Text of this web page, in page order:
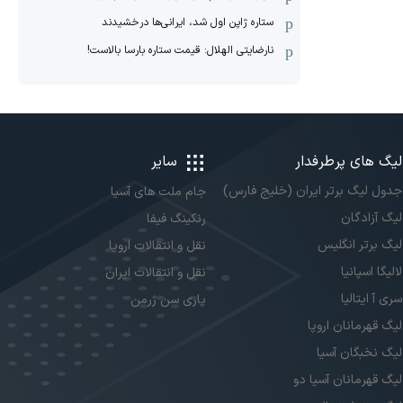
ستاره ژاپن اول شد، ایرانی‌ها درخشیدند
نارضایتی الهلال: قیمت ستاره بارسا بالاست!
لیگ های پرطرفدار
جدول لیگ برتر ایران (خلیج فارس)
لیگ آزادگان
لیگ برتر انگلیس
لالیگا اسپانیا
سری آ ایتالیا
لیگ قهرمانان اروپا
لیگ نخبگان آسیا
لیگ قهرمانان آسیا دو
سایر
جام ملت های آسیا
رنکینگ فیفا
نقل و انتقالات اروپا
نقل و انتقالات ایران
پاری سن ژرمن